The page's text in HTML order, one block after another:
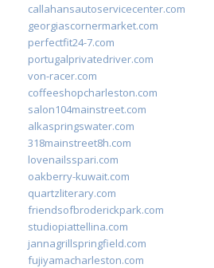
callahansautoservicecenter.com
georgiascornermarket.com
perfectfit24-7.com
portugalprivatedriver.com
von-racer.com
coffeeshopcharleston.com
salon104mainstreet.com
alkaspringswater.com
318mainstreet8h.com
lovenailsspari.com
oakberry-kuwait.com
quartzliterary.com
friendsofbroderickpark.com
studiopiattellina.com
jannagrillspringfield.com
fujiyamacharleston.com